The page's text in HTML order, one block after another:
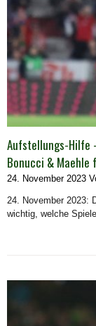
Aufstellungs-Hilfe
Bonucci & Maehle
24. November 2023
24. November 2023:
wichtig, welche